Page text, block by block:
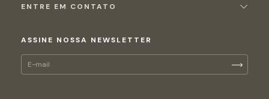
ASSINE NOSSA NEWSLETTER
ENTRE EM CONTATO